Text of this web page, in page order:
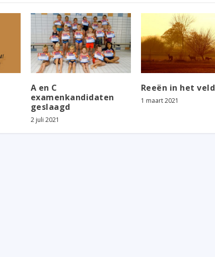
A en C
examenkandidaten
geslaagd
2 juli 2021
Reeën in het veld
1 maart 2021